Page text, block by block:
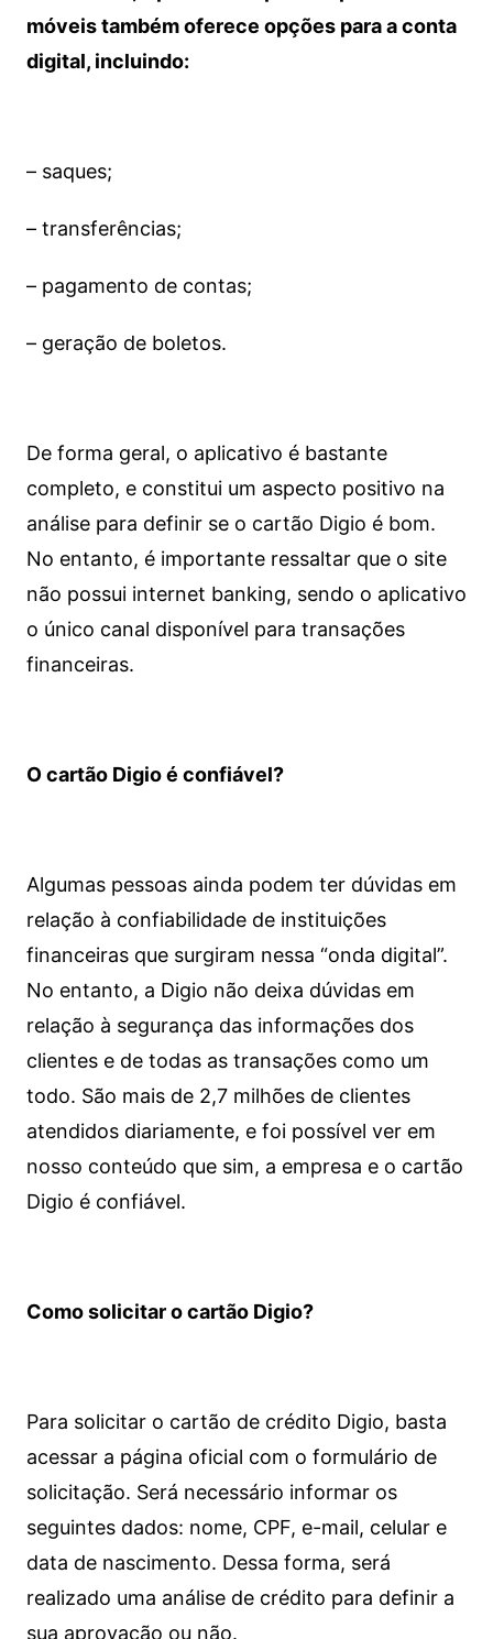
móveis também oferece opções para a conta
digital, incluindo:
– saques;
– transferências;
– pagamento de contas;
– geração de boletos.
De forma geral, o aplicativo é bastante
completo, e constitui um aspecto positivo na
análise para definir se o cartão Digio é bom.
No entanto, é importante ressaltar que o site
não possui internet banking, sendo o aplicativo
o único canal disponível para transações
financeiras.
O cartão Digio é confiável?
Algumas pessoas ainda podem ter dúvidas em
relação à confiabilidade de instituições
financeiras que surgiram nessa “onda digital”.
No entanto, a Digio não deixa dúvidas em
relação à segurança das informações dos
clientes e de todas as transações como um
todo. São mais de 2,7 milhões de clientes
atendidos diariamente, e foi possível ver em
nosso conteúdo que sim, a empresa e o cartão
Digio é confiável.
Como solicitar o cartão Digio?
Para solicitar o cartão de crédito Digio, basta
acessar a página oficial com o formulário de
solicitação. Será necessário informar os
seguintes dados: nome, CPF, e-mail, celular e
data de nascimento. Dessa forma, será
realizado uma análise de crédito para definir a
sua aprovação ou não.